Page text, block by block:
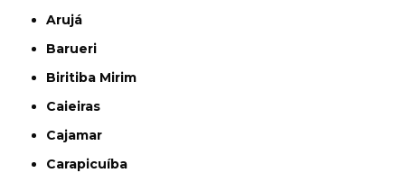
Arujá
Barueri
Biritiba Mirim
Caieiras
Cajamar
Carapicuíba